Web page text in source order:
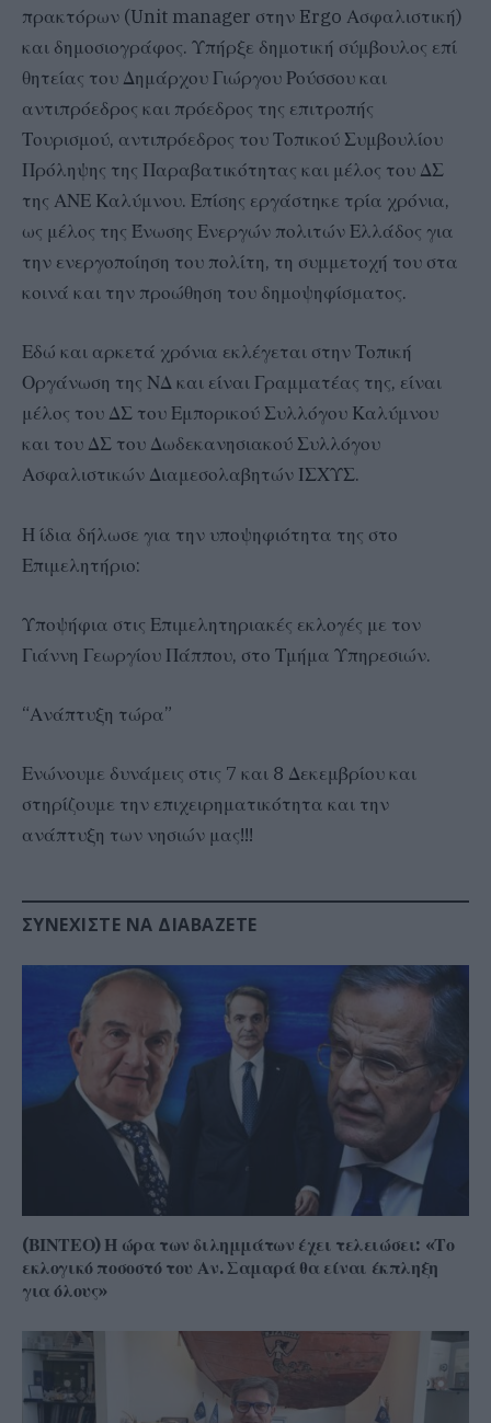
πρακτόρων (Unit manager στην Ergo Ασφαλιστική)
και δημοσιογράφος. Υπήρξε δημοτική σύμβουλος επί
θητείας του Δημάρχου Γιώργου Ρούσσου και
αντιπρόεδρος και πρόεδρος της επιτροπής
Τουρισμού, αντιπρόεδρος του Τοπικού Συμβουλίου
Πρόληψης της Παραβατικότητας και μέλος του ΔΣ
της ΑΝΕ Καλύμνου. Επίσης εργάστηκε τρία χρόνια,
ως μέλος της Ένωσης Ενεργών πολιτών Ελλάδος για
την ενεργοποίηση του πολίτη, τη συμμετοχή του στα
κοινά και την προώθηση του δημοψηφίσματος.
Εδώ και αρκετά χρόνια εκλέγεται στην Τοπική
Οργάνωση της ΝΔ και είναι Γραμματέας της, είναι
μέλος του ΔΣ του Εμπορικού Συλλόγου Καλύμνου
και του ΔΣ του Δωδεκανησιακού Συλλόγου
Ασφαλιστικών Διαμεσολαβητών ΙΣΧΥΣ.
Η ίδια δήλωσε για την υποψηφιότητα της στο
Επιμελητήριο:
Υποψήφια στις Επιμελητηριακές εκλογές με τον
Γιάννη Γεωργίου Πάππου, στο Τμήμα Υπηρεσιών.
“Ανάπτυξη τώρα”
Ενώνουμε δυνάμεις στις 7 και 8 Δεκεμβρίου και
στηρίζουμε την επιχειρηματικότητα και την
ανάπτυξη των νησιών μας!!!
ΣΥΝΕΧΊΣΤΕ ΝΑ ΔΙΑΒΆΖΕΤΕ
(ΒΙΝΤΕΟ) Η ώρα των διλημμάτων έχει τελειώσει: «Το
εκλογικό ποσοστό του Αν. Σαμαρά θα είναι έκπληξη
για όλους»